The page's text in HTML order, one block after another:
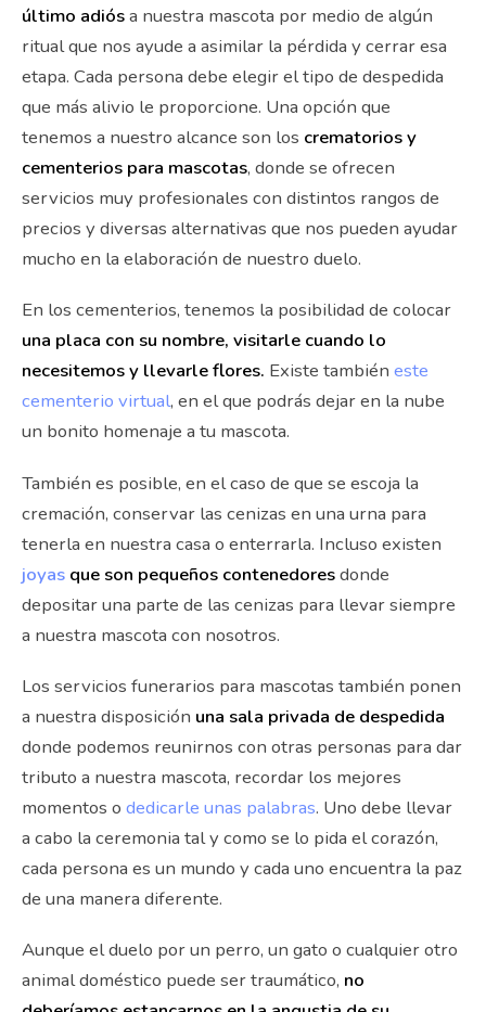
último adiósa nuestra mascota por medio de algún
ritual que nos ayude a asimilar la pérdida y cerrar esa
etapa. Cada persona debe elegir el tipo de despedida
que más alivio le proporcione. Una opción que
tenemos a nuestro alcance son los crematorios y
cementerios para mascotas, donde se ofrecen
servicios muy profesionales con distintos rangos de
precios y diversas alternativas que nos pueden ayudar
mucho en la elaboración de nuestro duelo.
En los cementerios, tenemos la posibilidad de colocar
una placa con su nombre, visitarle cuando lo
necesitemos y llevarle flores. Existe también este
cementerio virtual, en el que podrás dejar en la nube
un bonito homenaje a tu mascota.
También es posible, en el caso de que se escoja la
cremación, conservar las cenizas en una urna para
tenerla en nuestra casa o enterrarla. Incluso existen
joyas que son pequeños contenedoresdonde
depositar una parte de las cenizas para llevar siempre
a nuestra mascota con nosotros.
Los servicios funerarios para mascotas también ponen
a nuestra disposición una sala privada de despedida
donde podemos reunirnos con otras personas para dar
tributo a nuestra mascota, recordar los mejores
momentos o dedicarle unas palabras. Uno debe llevar
a cabo la ceremonia tal y como se lo pida el corazón,
cada persona es un mundo y cada uno encuentra la paz
de una manera diferente.
Aunque el duelo por un perro, un gato o cualquier otro
animal doméstico puede ser traumático, no